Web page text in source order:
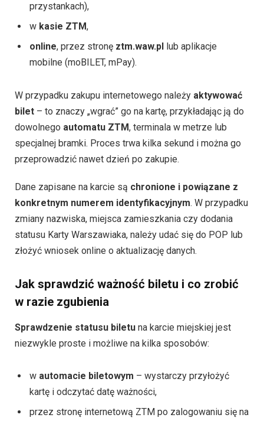
przystankach),
w kasie ZTM,
online, przez stronę ztm.waw.pl
lub aplikacje
mobilne (moBILET, mPay).
W przypadku zakupu internetowego należy aktywować
bilet – to znaczy „wgrać” go na kartę, przykładając ją do
dowolnego automatu ZTM, terminala w metrze lub
specjalnej bramki. Proces trwa kilka sekund i można go
przeprowadzić nawet dzień po zakupie.
Dane zapisane na karcie są chronione i powiązane z
konkretnym numerem identyfikacyjnym. W przypadku
zmiany nazwiska, miejsca zamieszkania czy dodania
statusu Karty Warszawiaka, należy udać się do POP lub
złożyć wniosek online o aktualizację danych.
Jak sprawdzić ważność biletu i co zrobić
w razie zgubienia
Sprawdzenie statusu biletu na karcie miejskiej jest
niezwykle proste i możliwe na kilka sposobów:
w automacie biletowym – wystarczy przyłożyć
kartę i odczytać datę ważności,
przez stronę internetową ZTM po zalogowaniu się na